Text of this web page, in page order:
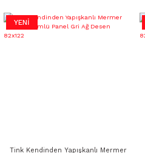
YENİ
Tink Kendinden Yapışkanlı Mermer